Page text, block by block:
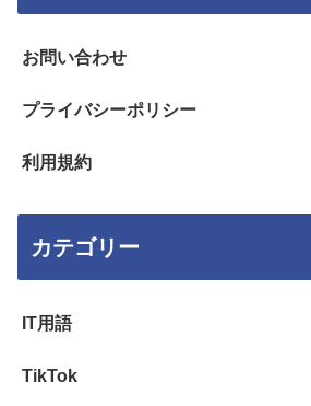
お問い合わせ
プライバシーポリシー
利用規約
カテゴリー
IT用語
TikTok